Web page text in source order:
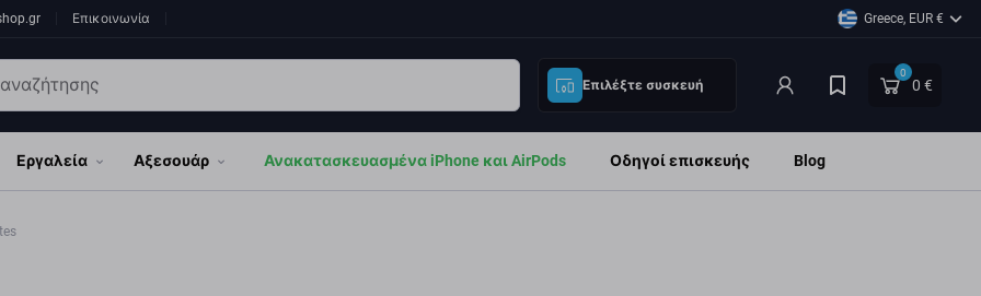
Επικοινωνία Greece, EUR €
Επιλέξτε συσκευή
0
0 €
Εργαλεία Αξεσουάρ Ανακατασκευασμένα iPhone και AirPods Οδηγοί επισκευής Blog